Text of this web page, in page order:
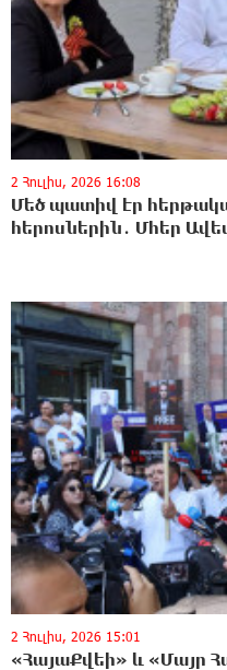
2 Հուլիս, 2026 16:08
Մեծ պատիվ էր
հերոսներին․ Մհեր
2 Հուլիս, 2026 15:01
«ՀայաՔվեի» և «Մայր